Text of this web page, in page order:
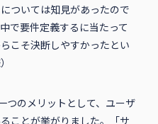
ついては知見があったので
で要件定義するに当たって
こそ決断しやすかったとい
のメリットとして、ユーザ
ことが挙がりました。「サ